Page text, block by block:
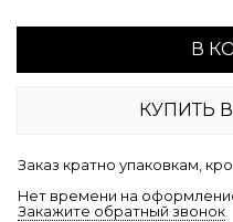
В
КУПИТЬ
Заказ кратно упаковкам,
Нет времени на
Закажите обратный звонок